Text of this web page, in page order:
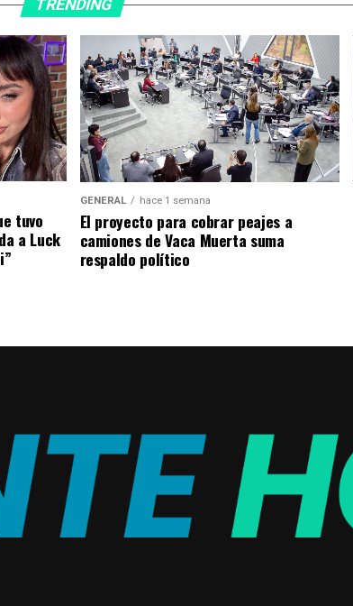
TRENDING
tuvo
a Luck
GENERAL hace 1 semana
El proyecto para cobrar peajes a
camiones de Vaca Muerta suma
respaldo político